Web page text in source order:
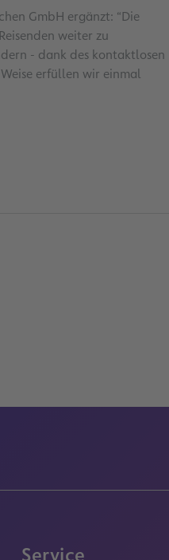
GmbH ergänzt: “Die
weiter zu
- dank des kontaktlosen
erfüllen wir einmal